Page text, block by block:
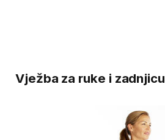
Vježba za ruke i zadnjicu